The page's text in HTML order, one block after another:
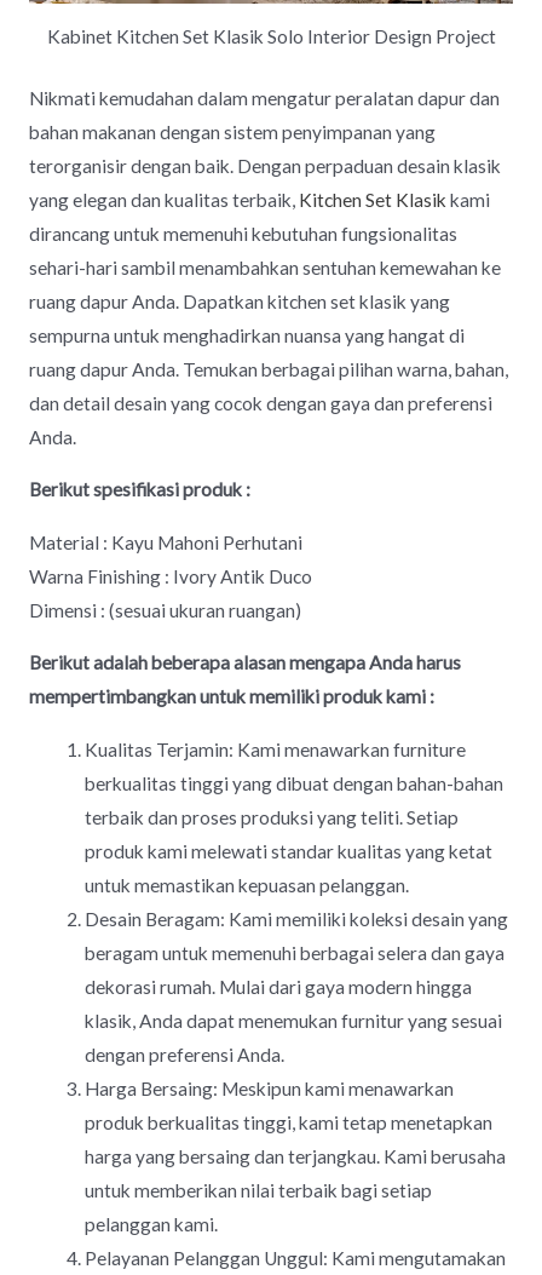
Kabinet Kitchen Set Klasik Solo Interior Design Project
Nikmati kemudahan dalam mengatur peralatan dapur dan
bahan makanan dengan sistem penyimpanan yang
terorganisir dengan baik. Dengan perpaduan desain klasik
yang elegan dan kualitas terbaik, Kitchen Set Klasik kami
dirancang untuk memenuhi kebutuhan fungsionalitas
sehari-hari sambil menambahkan sentuhan kemewahan ke
ruang dapur Anda. Dapatkan kitchen set klasik yang
sempurna untuk menghadirkan nuansa yang hangat di
ruang dapur Anda. Temukan berbagai pilihan warna, bahan,
dan detail desain yang cocok dengan gaya dan preferensi
Anda.
Berikut spesifikasi produk :
Material : Kayu Mahoni Perhutani
Warna Finishing : Ivory Antik Duco
Dimensi : (sesuai ukuran ruangan)
Berikut adalah beberapa alasan mengapa Anda harus
mempertimbangkan untuk memiliki produk kami :
Kualitas Terjamin: Kami menawarkan furniture
berkualitas tinggi yang dibuat dengan bahan-bahan
terbaik dan proses produksi yang teliti. Setiap
produk kami melewati standar kualitas yang ketat
untuk memastikan kepuasan pelanggan.
Desain Beragam: Kami memiliki koleksi desain yang
beragam untuk memenuhi berbagai selera dan gaya
dekorasi rumah. Mulai dari gaya modern hingga
klasik, Anda dapat menemukan furnitur yang sesuai
dengan preferensi Anda.
Harga Bersaing: Meskipun kami menawarkan
produk berkualitas tinggi, kami tetap menetapkan
harga yang bersaing dan terjangkau. Kami berusaha
untuk memberikan nilai terbaik bagi setiap
pelanggan kami.
Pelayanan Pelanggan Unggul: Kami mengutamakan